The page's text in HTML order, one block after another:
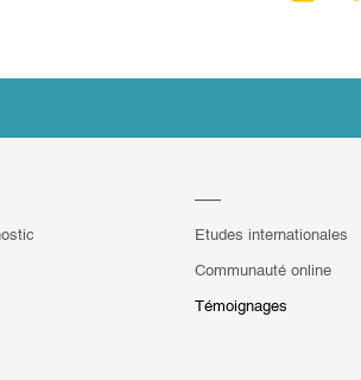
Etudes internationales
Communauté online
Témoignages